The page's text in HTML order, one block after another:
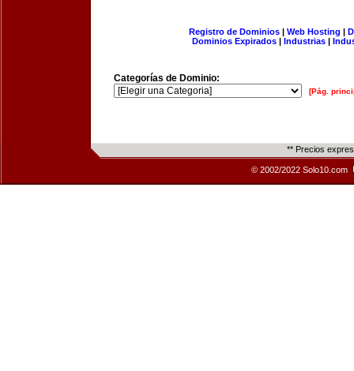
Registro de Dominios| Web Hosting |
Dominios Expirados | Industrias |
Categorías de Dominio:
[Pág.
** Precios
© 2002/2022 Solo10.com